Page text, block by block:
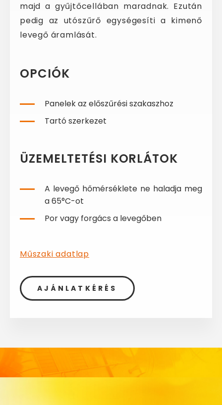
majd a gyűjtőcellában maradnak. Ezután
pedig az utószűrő egységesíti a kimenő
levegő áramlását.
OPCIÓK
Panelek az előszűrési szakaszhoz
Tartó szerkezet
ÜZEMELTETÉSI KORLÁTOK
A levegő hőmérséklete ne haladja meg
a 65°C-ot
Por vagy forgács a levegőben
Műszaki adatlap
AJÁNLATKÉRÉS